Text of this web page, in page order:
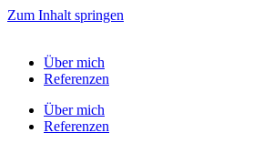
Zum Inhalt springen
Über mich
Referenzen
Über mich
Referenzen